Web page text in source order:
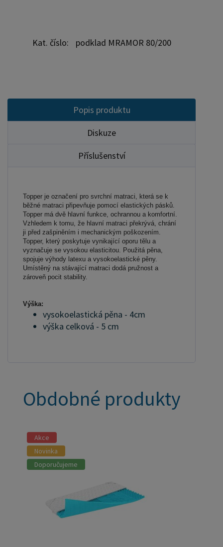
Kat. číslo: podklad MRAMOR 80/200
Popis produktu
Diskuze
Příslušenství
Topper je označení pro svrchní matraci, která se k
běžné matraci připevňuje pomocí elastických pásků.
Topper má dvě hlavní funkce, ochrannou a komfortní.
Vzhledem k tomu, že hlavní matraci překrývá, chrání
ji před zašpiněním i mechanickým poškozením.
Topper, který poskytuje vynikající oporu tělu a
vyznačuje se vysokou elasticitou. Použitá pěna,
spojuje výhody latexu a vysokoelastické pěny.
Umístěný na stávající matraci dodá pružnost a
zároveň pocit stability.
Výška:
vysokoelastická pěna - 4cm
výška celková - 5 cm
Obdobné produkty
Akce
Novinka
Doporučujeme